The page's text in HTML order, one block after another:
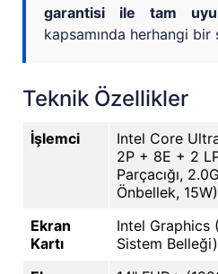
garantisi ile tam
kapsamında herhangi
Teknik Özellikler
İşlemci
Intel Core
2P + 8E + 2
Parçacığı,
Önbellek, 15W)
Ekran
Kartı
Intel Graphics
Sistem Belleği)